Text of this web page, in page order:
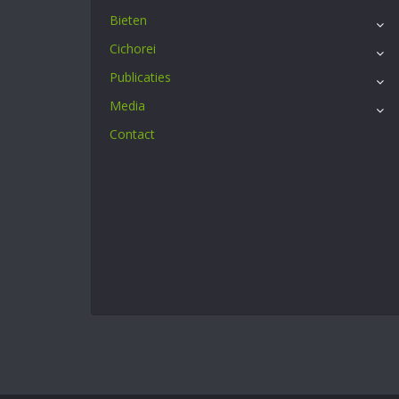
Bieten
Cichorei
Publicaties
Media
Contact